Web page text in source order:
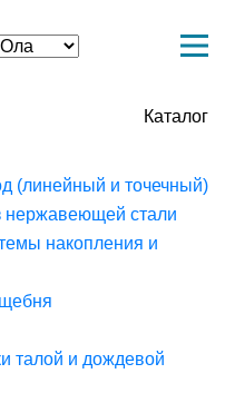
Каталог
(линейный и точечный)
нержавеющей стали
накопления и
талой и дождевой